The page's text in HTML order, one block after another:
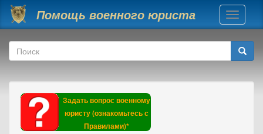
Перейти к основному содержанию
Помощь военного юриста
Toggle
Форма поиска
Поиск
Задать вопрос военному
юристу (ознакомьтесь с
Правилами)*